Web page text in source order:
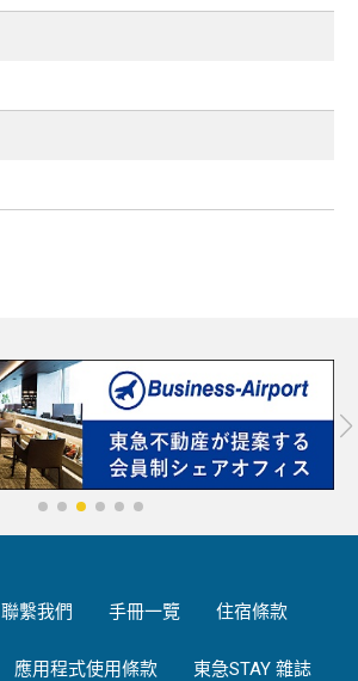
聯繫我們 手冊一覽 住宿條款
應用程式使用條款 東急STAY 雜誌